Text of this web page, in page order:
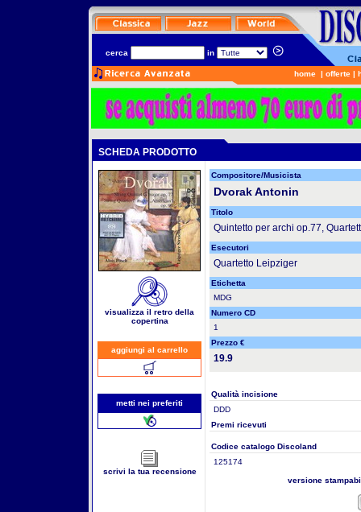
cerca in
home | offerte |
SCHEDA PRODOTTO
visualizza il retro della
copertina
aggiungi al carrello
metti nei preferiti
scrivi la tua recensione
Compositore/Musicista
Dvorak Antonin
Titolo
Quintetto per archi op.77,
Esecutori
Quartetto Leipziger
Etichetta
MDG
Numero CD
1
Prezzo €
19.9
Qualità incisione
DDD
Premi ricevuti
Codice catalogo Discoland
125174
versione